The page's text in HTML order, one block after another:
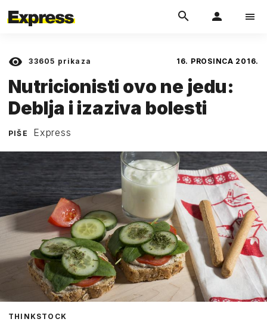
33605 prikaza 16. PROSINCA 2016.
Nutricionisti ovo ne jedu:
Deblja i izaziva bolesti
PIŠE Express
THINKSTOCK